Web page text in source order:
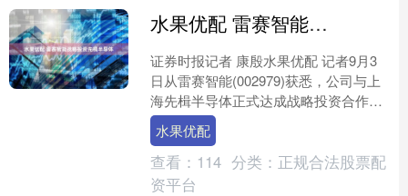
水果优配 雷赛智能战略投资先楫半导体
证券时报记者 康殷水果优配 记者9月3
日从雷赛智能(002979)获悉，公司与上
海先楫半导体正式达成战略投资合作。
双方将重点围绕人形机器人运动控制核
心环节展开深....
水果优配
查看： 114 分类： 正规合法股票配
资平台